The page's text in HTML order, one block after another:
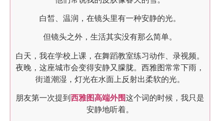
白皙、温润，在镜头里有一种安静的光。
但镜头之外，生活其实没有那么简单。
白天，我在学校上课，在舞蹈教室练习动作、录视频。
夜晚，这座城市会变得安静又朦胧。西雅图常常下雨，
街道潮湿，灯光在水面上反射出柔软的光。
朋友第一次提到 西雅图高端外围这个词的时候，我只是
安静地听着。